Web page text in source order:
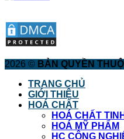
2026 © BẢN QUYỀN
TRANG CHỦ
GIỚI THIỆU
HOÁ CHẤT
HOÁ CHẤT
HOÁ MỸ PHẨM
HC CÔNG